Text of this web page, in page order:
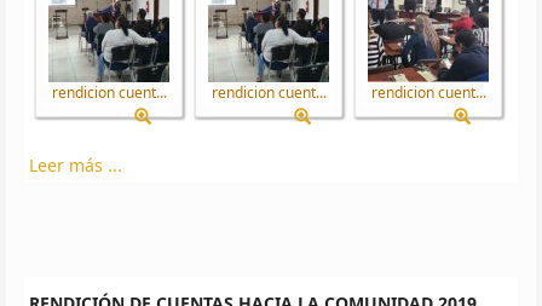
rendicion cuent... rendicion cuent... rendicion cuent...
Leer más ...